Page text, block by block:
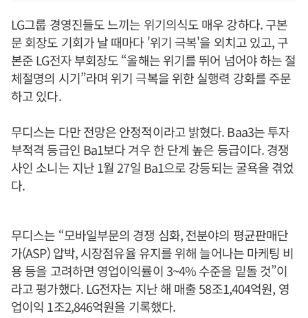
LG그룹 경영진들도 느끼는 위기의식도 매우 강하다. 구본
문 회장도 기회가 날 때마다 '위기 극복'을 외치고 있고, 구
본준 LG전자 부회장도 “올해는 위기를 뛰어 넘어야 하는 절
체절명의 시기”라며 위기 극복을 위한 실행력 강화를 주문
하고 있다.
무디스는 다만 전망은 안정적이라고 밝혔다. Baa3는 투자
부적격 등급인 Ba1보다 겨우 한 단계 높은 등급이다. 경쟁
사인 소니는 지난 1월 27일 Ba1으로 강등되는 굴욕을 겪었
다.
무디스는 “모바일부문의 경쟁 심화, 전분야의 평균판매단
가(ASP) 압박, 시장점유율 유지를 위해 늘어나는 마케팅 비
용 등을 고려하면 영업이익률이 3~4% 수준을 밑돌 것”이
라고 평가했다. LG전자는 지난 해 매출 58조1,404억원, 영
업이익 1조2,846억원을 기록했다.